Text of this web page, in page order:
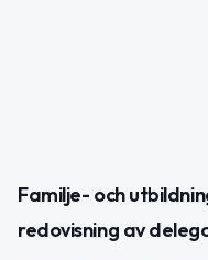
Familje- och
redovisning av